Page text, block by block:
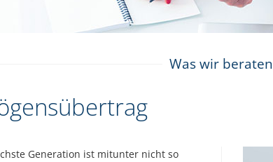
Was wir beraten
Generation ist mitunter nicht so